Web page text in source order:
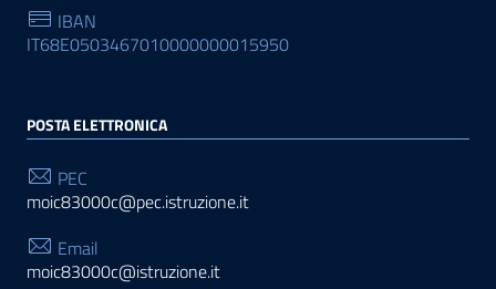
IBAN
IT68E0503467010000000015950
POSTA ELETTRONICA
PEC
moic83000c@pec.istruzione.it
Email
moic83000c@istruzione.it